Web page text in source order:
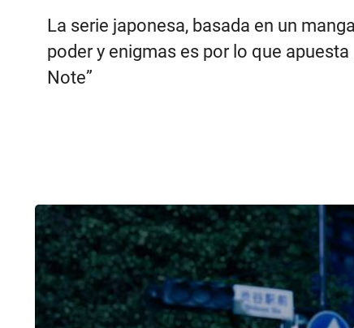
La serie japonesa, basada en un
poder y enigmas es por lo que
Note”